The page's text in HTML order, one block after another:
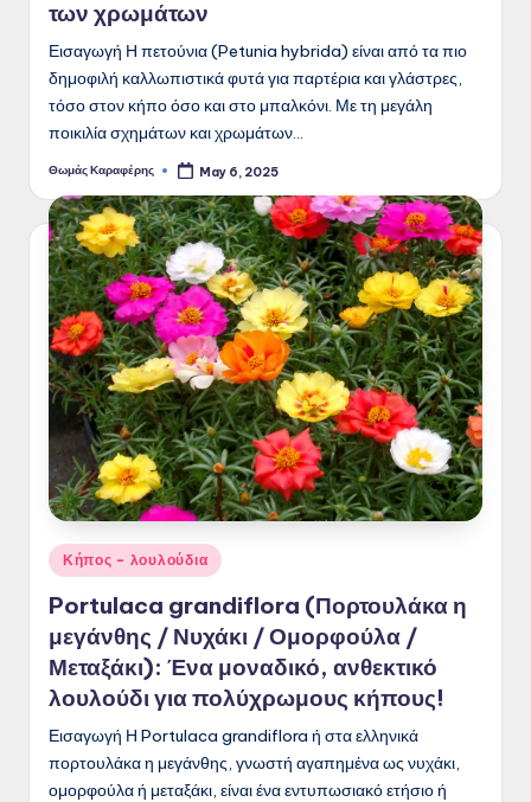
των χρωμάτων
Εισαγωγή Η πετούνια (Petunia hybrida) είναι από τα πιο
δημοφιλή καλλωπιστικά φυτά για παρτέρια και γλάστρες,
τόσο στον κήπο όσο και στο μπαλκόνι. Με τη μεγάλη
ποικιλία σχημάτων και χρωμάτων…
Posted
Θωμάς Καραφέρης May 6, 2025
Posted
in
Κήπος - λουλούδια
Portulaca grandiflora (Πορτουλάκα η
μεγάνθης / Νυχάκι / Ομορφούλα /
Μεταξάκι): Ένα μοναδικό, ανθεκτικό
λουλούδι για πολύχρωμους κήπους!
Εισαγωγή Η Portulaca grandiflora ή στα ελληνικά
πορτουλάκα η μεγάνθης, γνωστή αγαπημένα ως νυχάκι,
ομορφούλα ή μεταξάκι, είναι ένα εντυπωσιακό ετήσιο ή